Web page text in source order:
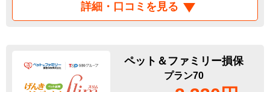
詳細・口コミを見る
ペット＆ファミリー損保
プラン70